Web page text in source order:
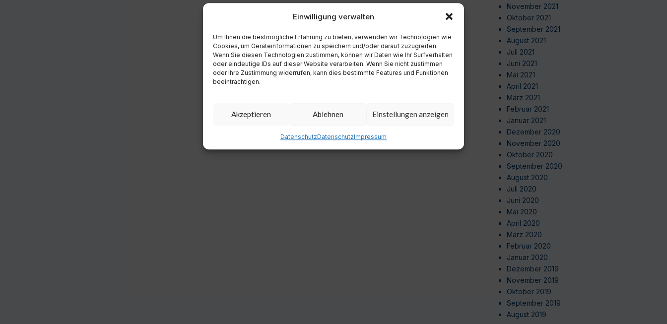
Einwilligung verwalten
Um Ihnen die bestmögliche Erfahrung zu bieten, verwenden wir Technologien wie
Cookies, um Geräteinformationen zu speichern und/oder darauf zuzugreifen.
Wenn Sie diesen Technologien zustimmen, können wir Daten wie Ihr Surfverhalten
oder eindeutige IDs auf dieser Website verarbeiten. Wenn Sie nicht zustimmen
oder Ihre Zustimmung widerrufen, kann dies bestimmte Features und Funktionen
beeinträchtigen.
Akzeptieren Ablehnen Einstellungen anzeigen
DatenschutzDatenschutzImpressum
November 2021
Oktober 2021
September 2021
August 2021
Juli 2021
Juni 2021
Mai 2021
April 2021
März 2021
Februar 2021
Januar 2021
Dezember 2020
November 2020
Oktober 2020
September 2020
August 2020
Juli 2020
Juni 2020
Mai 2020
April 2020
März 2020
Februar 2020
Januar 2020
Dezember 2019
November 2019
Oktober 2019
September 2019
August 2019